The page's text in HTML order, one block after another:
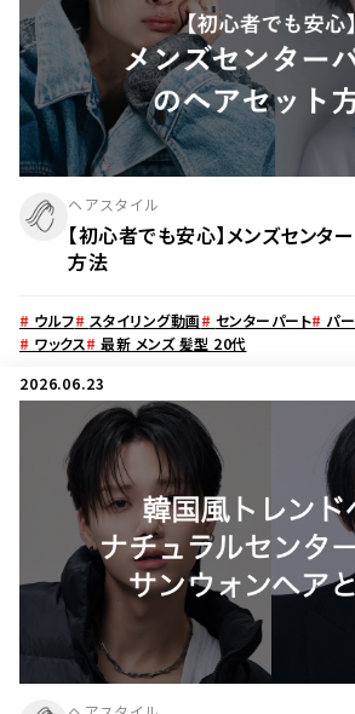
ヘアスタイル
【初心者でも安心】メンズセンタ
方法
# ウルフ# スタイリング動画# センターパート# パ
# ワックス# 最新 メンズ 髪型 20代
2026.06.23